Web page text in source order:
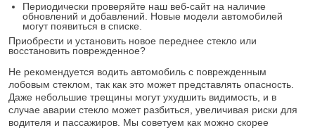
Периодически проверяйте наш веб-сайт на наличие
обновлений и добавлений. Новые модели автомобилей
могут появиться в списке.
Приобрести и установить новое переднее стекло или
восстановить поврежденное?
Не рекомендуется водить автомобиль с поврежденным
лобовым стеклом, так как это может представлять опасность.
Даже небольшие трещины могут ухудшить видимость, и в
случае аварии стекло может разбиться, увеличивая риски для
водителя и пассажиров. Мы советуем как можно скорее